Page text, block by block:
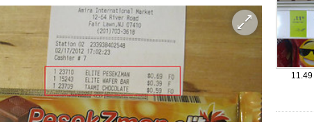
בייגלה אסם ישראל 11.49